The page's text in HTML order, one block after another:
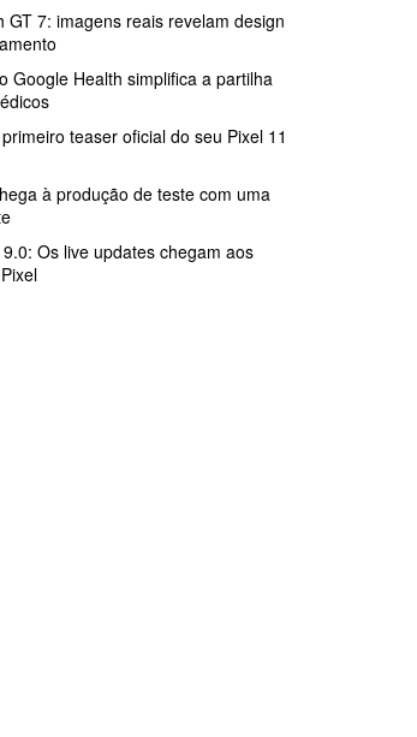
GT 7: imagens reais revelam design
Google Health simplifica a partilha
teaser oficial do seu Pixel 11
à produção de teste com uma
Os live updates chegam aos